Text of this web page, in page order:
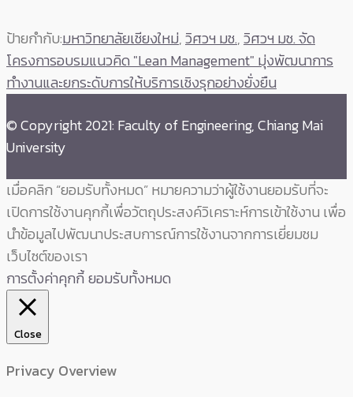
ป้ายกำกับ:มหาวิทยาลัยเชียงใหม่,วิศวฯ มช.,วิศวฯ มช. จัด
โครงการอบรมแนวคิด "Lean Management" มุ่งพัฒนาการ
ทำงานและยกระดับการให้บริการเชิงรุกอย่างยั่งยืน
© Copyright 2021: Faculty of Engineering, Chiang Mai
University
เมื่อคลิก “ยอมรับทั้งหมด” หมายความว่าผู้ใช้งานยอมรับที่จะ
เปิดการใช้งานคุกกี้เพื่อวัตถุประสงค์วิเคราะห์การเข้าใช้งาน เพื่อ
นำข้อมูลไปพัฒนาประสบการณ์การใช้งานจากการเยี่ยมชม
เว็บไซต์ของเรา
การตั้งค่าคุกกี้ยอมรับทั้งหมด
Close
Privacy Overview